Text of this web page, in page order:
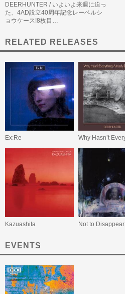
DEERHUNTER / いよいよ来週に迫っ
た、4AD設立40周年記念レーベルシ
ョウケース!8枚目…
RELATED RELEASES
Ex:Re
Kazuashita Not to Disappear
EVENTS